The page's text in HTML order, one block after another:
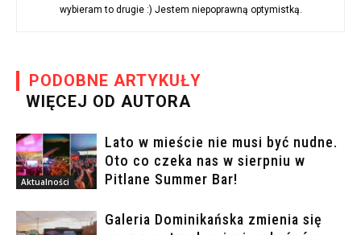
wybieram to drugie :) Jestem niepoprawną optymistką.
PODOBNE ARTYKUŁY
WIĘCEJ OD AUTORA
Aktualności
Lato w mieście nie musi być nudne.
Oto co czeka nas w sierpniu w
Pitlane Summer Bar!
Galeria Dominikańska zmienia się